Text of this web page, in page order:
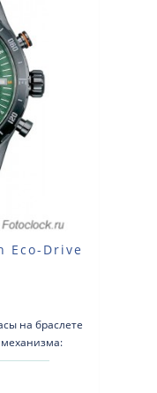
Eco-Drive
на браслете
с ..